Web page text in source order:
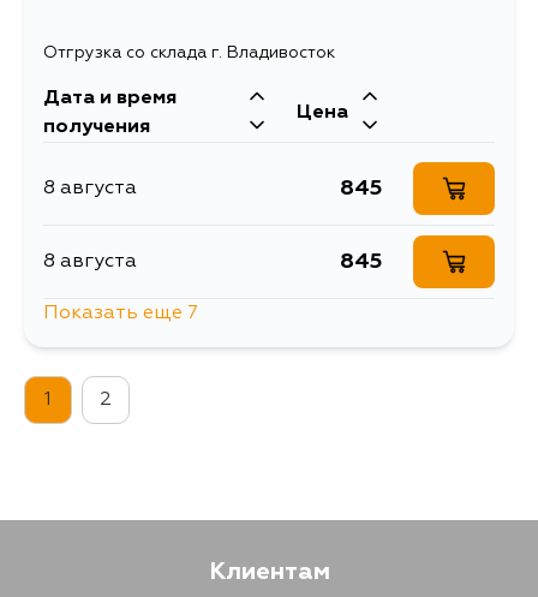
Отгрузка со склада г. Владивосток
Дата и время
получения
Цена
8 августа 845
8 августа 845
10 августа
Показать еще 7
1 2
Клиентам